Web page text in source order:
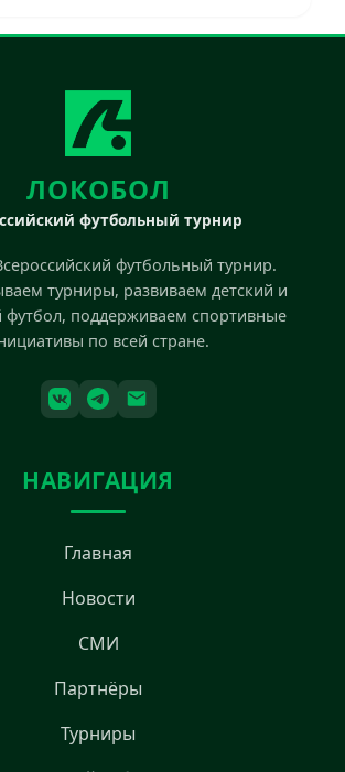
ЛОКОБОЛ
футбольный турнир
футбольный турнир.
турниры, развиваем детский и
поддерживаем спортивные
по всей стране.
НАВИГАЦИЯ
Главная
Новости
СМИ
Партнёры
Турниры